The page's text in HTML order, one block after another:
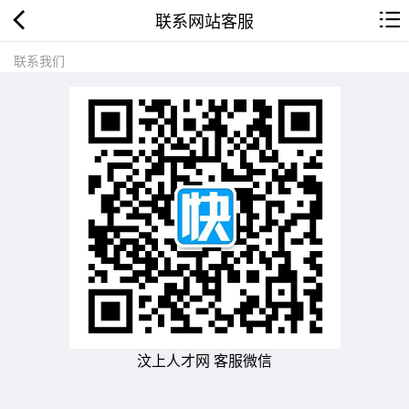
联系网站客服
联系我们
汶上人才网 客服微信